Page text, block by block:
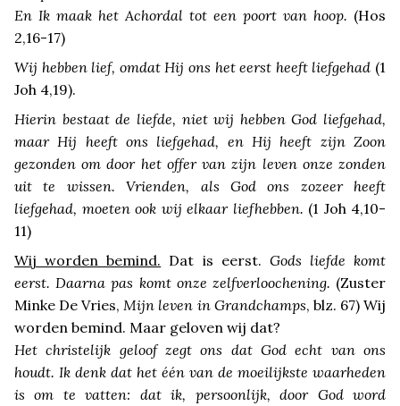
En Ik maak het Achordal tot een poort van hoop. (Hos
2,16-17)
Wij hebben lief, omdat Hij ons het eerst heeft liefgehad (1
Joh 4,19).
Hierin bestaat de liefde, niet wij hebben God liefgehad,
maar Hij heeft ons liefgehad, en Hij heeft zijn Zoon
gezonden om door het offer van zijn leven onze zonden
uit te wissen. Vrienden, als God ons zozeer heeft
liefgehad, moeten ook wij elkaar liefhebben. (1 Joh 4,10-
11)
Wij worden bemind. Dat is eerst. Gods liefde komt
eerst. Daarna pas komt onze zelfverloochening. (Zuster
Minke De Vries,Mijn leven in Grandchamps, blz. 67) Wij
worden bemind. Maar geloven wij dat?
Het christelijk geloof zegt ons dat God echt van ons
houdt. Ik denk dat het één van de moeilijkste waarheden
is om te vatten: dat ik, persoonlijk, door God word